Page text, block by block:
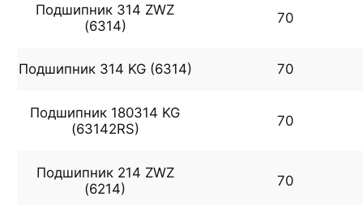
Подшипник 314 ZWZ
(6314)
70
Подшипник 314 KG (6314) 70
Подшипник 180314 KG
(63142RS)
70
Подшипник 214 ZWZ
(6214)
70